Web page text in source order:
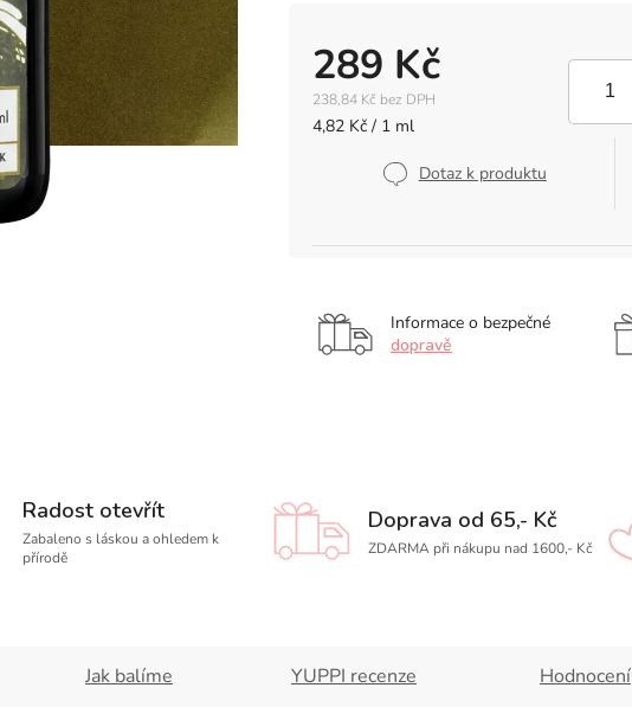
289 Kč
238,84 Kč bez DPH
Měrná
4,82 Kč / 1 ml
Dotaz k produktu
Informace o bezpečné
dopravě
Radost otevřít
Zabaleno s láskou a ohledem k
přírodě
Doprava od 65,- Kč
ZDARMA při nákupu nad 1600,- Kč
Jak balíme YUPPI recenze Hodnocení